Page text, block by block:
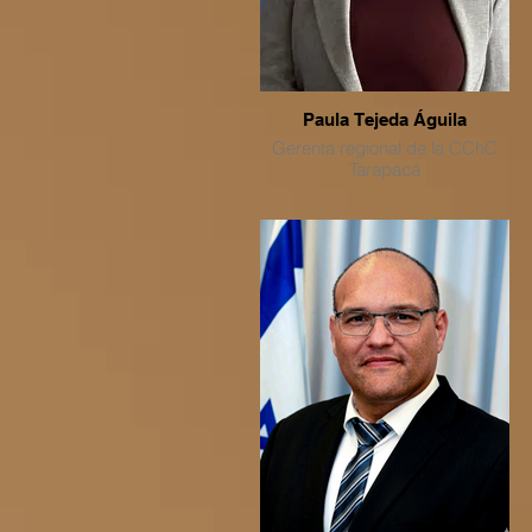
Paula Tejeda Águila
Gerenta regional de la CChC
Tarapacá